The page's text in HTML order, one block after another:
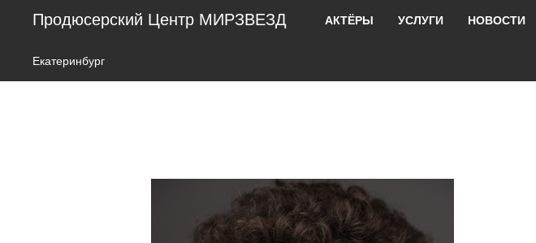
Продюсерский Центр МИРЗВЕЗД АКТЁРЫ УСЛУГИ НОВОСТИ
Екатеринбург